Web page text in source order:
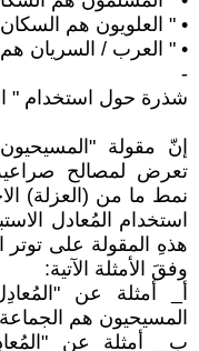
• " العلويون هم
• " العرب / السريان
-
شذرة حول استخدام "
إنّ مقولة
تعرض لمصالح
نمط ما من (العزلة)
استخدام المُعادل
هذهِ المقولة على توتر
وفقَ الأمثلة الآتية:
أ_ أمثلة عن
المسيحيون هم الجماعة
ب_ أمثلة عن